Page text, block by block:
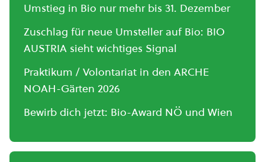
Umstieg in Bio nur mehr bis 31. Dezember
Zuschlag für neue Umsteller auf Bio: BIO
AUSTRIA sieht wichtiges Signal
Praktikum / Volontariat in den ARCHE
NOAH-Gärten 2026
Bewirb dich jetzt: Bio-Award NÖ und Wien